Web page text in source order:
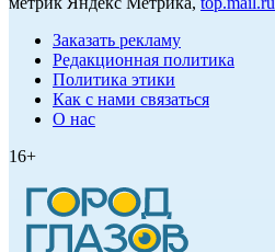
Заказать рекламу
Редакционная политика
Политика этики
Как с нами связаться
О нас
16+